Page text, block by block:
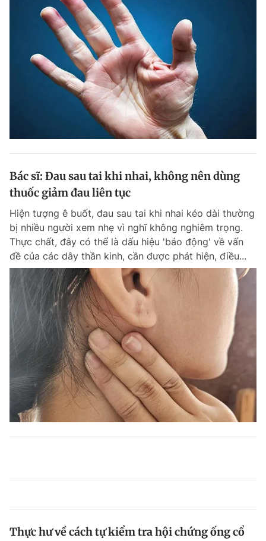
Bác sĩ: Đau sau tai khi nhai, không nên dùng
thuốc giảm đau liên tục
Hiện tượng ê buốt, đau sau tai khi nhai kéo dài thường
bị nhiều người xem nhẹ vì nghĩ không nghiêm trọng.
Thực chất, đây có thể là dấu hiệu 'báo động' về vấn
đề của các dây thần kinh, cần được phát hiện, điều...
Thực hư về cách tự kiểm tra hội chứng ống cổ